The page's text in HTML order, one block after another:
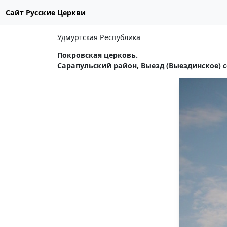
Сайт Русские Церкви
Удмуртская Республика
Покровская церковь.
Сарапульский район, Выезд (Выездинское)